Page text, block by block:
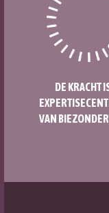
DE KRACHT
VAN